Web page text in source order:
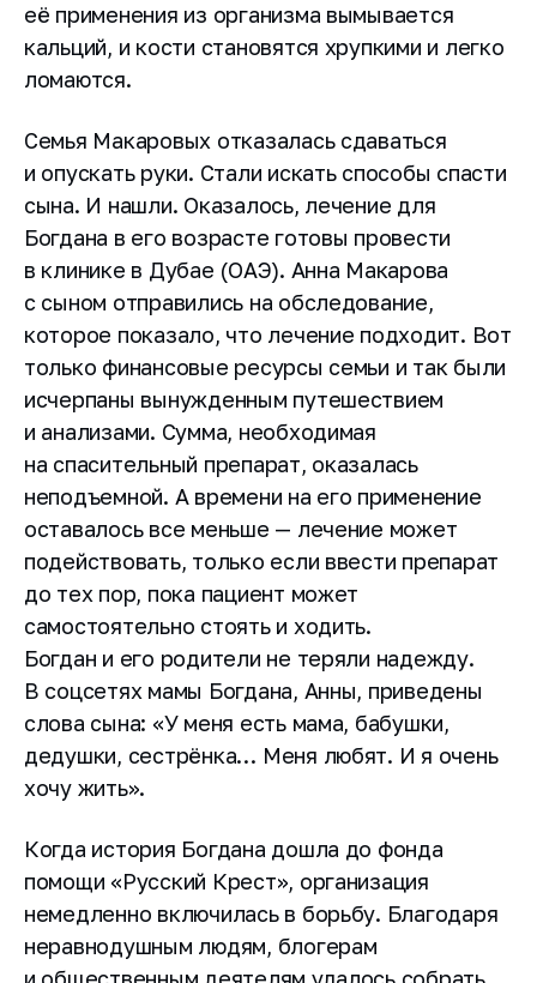
её применения из организма вымывается
кальций, и кости становятся хрупкими и легко
ломаются.
Семья Макаровых отказалась сдаваться
и опускать руки. Стали искать способы спасти
сына. И нашли. Оказалось, лечение для
Богдана в его возрасте готовы провести
в клинике в Дубае (ОАЭ). Анна Макарова
с сыном отправились на обследование,
которое показало, что лечение подходит. Вот
только финансовые ресурсы семьи и так были
исчерпаны вынужденным путешествием
и анализами. Сумма, необходимая
на спасительный препарат, оказалась
неподъемной. А времени на его применение
оставалось все меньше — лечение может
подействовать, только если ввести препарат
до тех пор, пока пациент может
самостоятельно стоять и ходить.
Богдан и его родители не теряли надежду.
В соцсетях мамы Богдана, Анны, приведены
слова сына: «У меня есть мама, бабушки,
дедушки, сестрёнка… Меня любят. И я очень
хочу жить».
Когда история Богдана дошла до фонда
помощи «Русский Крест», организация
немедленно включилась в борьбу. Благодаря
неравнодушным людям, блогерам